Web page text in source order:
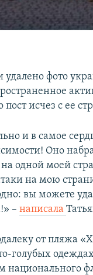
удалено фото
исчез с ее
и в самое
Оно
одной моей
на мою
вы можете
–написала
от пляжа
голубых
национального